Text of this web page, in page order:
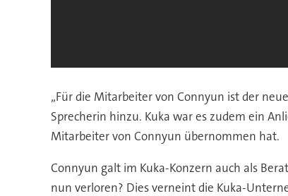
„Für die Mitarbeiter von Connyun ist der
Sprecherin hinzu. Kuka war es zudem ein
Mitarbeiter von Connyun übernommen hat.
Connyun galt im Kuka-Konzern auch als
nun verloren? Dies verneint die Kuka-